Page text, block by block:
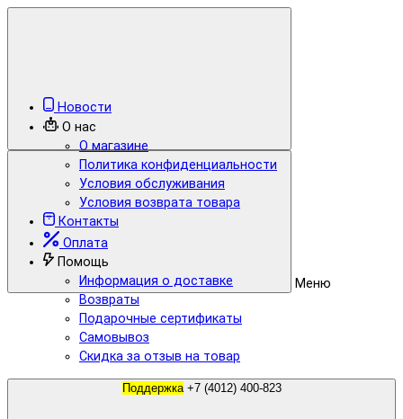
Меню
Новости
О нас
О магазине
Политика конфиденциальности
Условия обслуживания
Условия возврата товара
Контакты
Оплата
Помощь
Информация о доставке
Возвраты
Подарочные сертификаты
Самовывоз
Скидка за отзыв на товар
Поддержка +7 (4012) 400-823